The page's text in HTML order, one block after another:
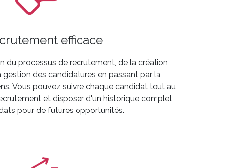
efficace
du processus de recrutement, de la création
gestion des candidatures en passant par la
Vous pouvez suivre chaque candidat tout au
et disposer d'un historique complet
pour de futures opportunités.